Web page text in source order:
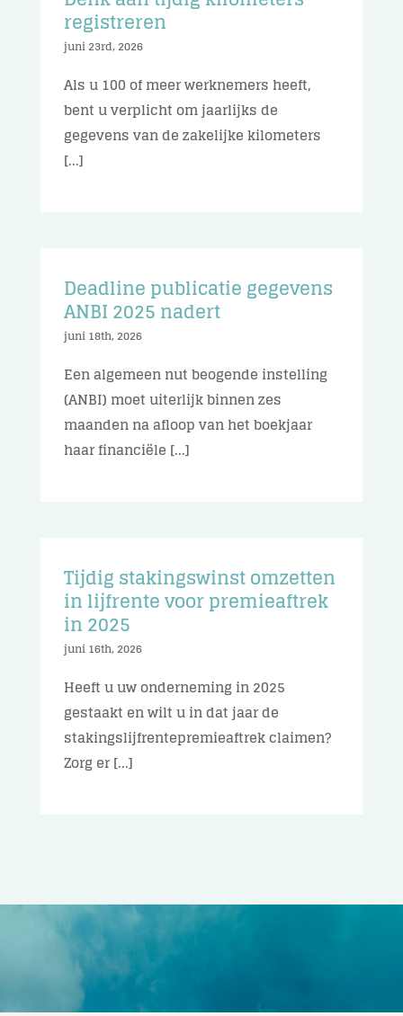
registreren
juni 23rd, 2026
Als u 100 of meer werknemers heeft,
bent u verplicht om jaarlijks de
gegevens van de zakelijke kilometers
[...]
Deadline publicatie gegevens
ANBI 2025 nadert
juni 18th, 2026
Een algemeen nut beogende instelling
(ANBI) moet uiterlijk binnen zes
maanden na afloop van het boekjaar
haar financiële [...]
Tijdig stakingswinst omzetten
in lijfrente voor premieaftrek
in 2025
juni 16th, 2026
Heeft u uw onderneming in 2025
gestaakt en wilt u in dat jaar de
stakingslijfrentepremieaftrek claimen?
Zorg er [...]